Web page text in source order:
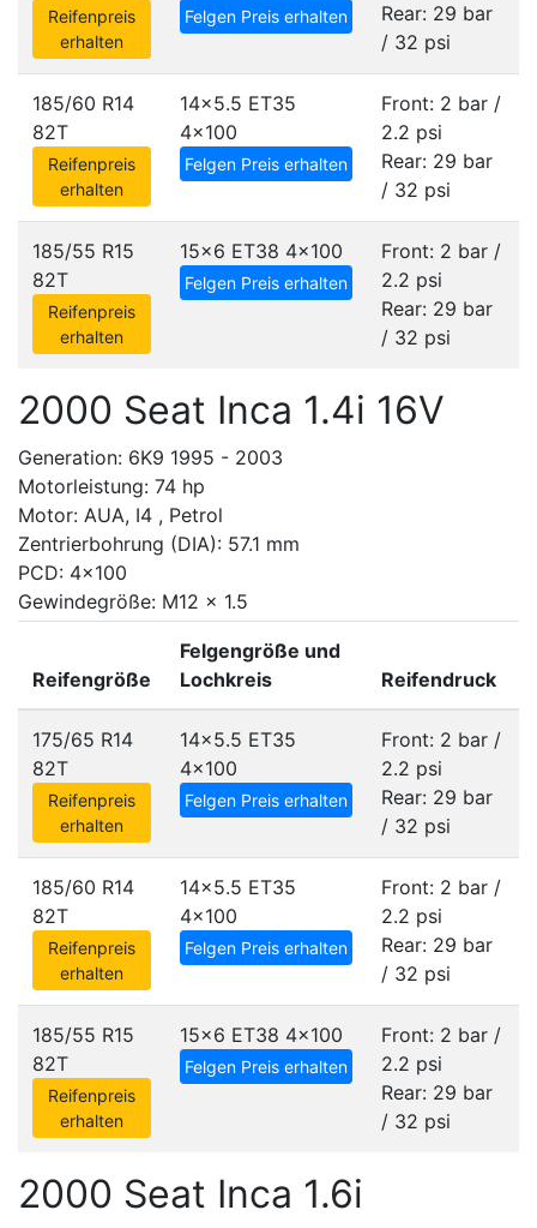
Reifenpreis
erhalten
Felgen Preis erhalten
Rear: 29 bar
/ 32 psi
185/60 R14
82T
Reifenpreis
erhalten
14x5.5 ET35
4x100
Felgen Preis erhalten
Front: 2 bar /
2.2 psi
Rear: 29 bar
/ 32 psi
185/55 R15
82T
Reifenpreis
erhalten
15x6 ET38 4x100
Felgen Preis erhalten
Front: 2 bar /
2.2 psi
Rear: 29 bar
/ 32 psi
2000 Seat Inca 1.4i 16V
Generation: 6K9 1995 - 2003
Motorleistung: 74 hp
Motor: AUA, I4 , Petrol
Zentrierbohrung (DIA): 57.1 mm
PCD: 4x100
Gewindegröße: M12 x 1.5
Reifengröße
Felgengröße und
Lochkreis
Reifendruck
175/65 R14
82T
Reifenpreis
erhalten
14x5.5 ET35
4x100
Felgen Preis erhalten
Front: 2 bar /
2.2 psi
Rear: 29 bar
/ 32 psi
185/60 R14
82T
Reifenpreis
erhalten
14x5.5 ET35
4x100
Felgen Preis erhalten
Front: 2 bar /
2.2 psi
Rear: 29 bar
/ 32 psi
185/55 R15
82T
Reifenpreis
erhalten
15x6 ET38 4x100
Felgen Preis erhalten
Front: 2 bar /
2.2 psi
Rear: 29 bar
/ 32 psi
2000 Seat Inca 1.6i